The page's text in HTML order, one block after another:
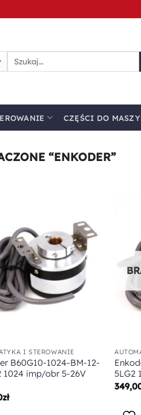
Szukaj:
CZĘŚCI DO
“ENKODER”
Dodaj do
ulubionych
I STEROWANIE
B60G10-1024-BM-12-
1024 imp/obr 5-26V
zł
5LG2